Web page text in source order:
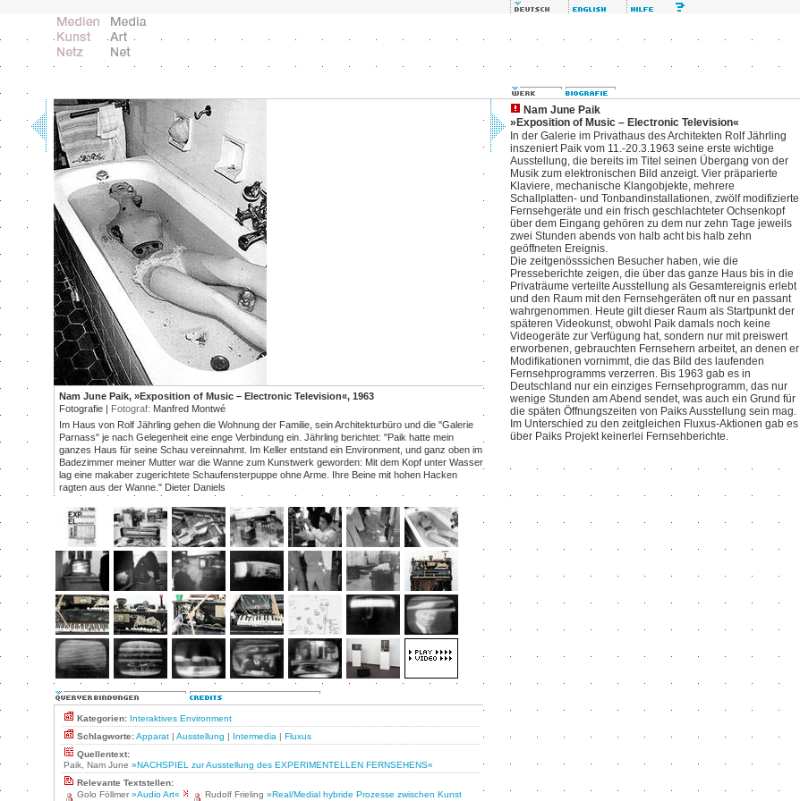
Nam June Paik, »Exposition of Music – Electronic Television«, 1963
Fotografie | Fotograf: Manfred Montwé
Im Haus von Rolf Jährling gehen die Wohnung der Familie, sein Architekturbüro und die "Galerie
Parnass" je nach Gelegenheit eine enge Verbindung ein. Jährling berichtet: "Paik hatte mein
ganzes Haus für seine Schau vereinnahmt. Im Keller entstand ein Environment, und ganz oben im
Badezimmer meiner Mutter war die Wanne zum Kunstwerk geworden: Mit dem Kopf unter Wasser
lag eine makaber zugerichtete Schaufensterpuppe ohne Arme. Ihre Beine mit hohen Hacken
ragten aus der Wanne." Dieter Daniels
Kategorien: Interaktives Environment
Schlagworte:Apparat | Ausstellung | Intermedia | Fluxus
Quellentext:
Paik, Nam June »NACHSPIEL zur Ausstellung des EXPERIMENTELLEN FERNSEHENS«
Relevante Textstellen:
Golo Föllmer »Audio Art« Rudolf Frieling »Real/Medial hybride Prozesse zwischen Kunst
Nam June Paik
»Exposition of Music – Electronic Television«
In der Galerie im Privathaus des Architekten Rolf Jährling
inszeniert Paik vom 11.-20.3.1963 seine erste wichtige
Ausstellung, die bereits im Titel seinen Übergang von der
Musik zum elektronischen Bild anzeigt. Vier präparierte
Klaviere, mechanische Klangobjekte, mehrere
Schallplatten- und Tonbandinstallationen, zwölf modifizierte
Fernsehgeräte und ein frisch geschlachteter Ochsenkopf
über dem Eingang gehören zu dem nur zehn Tage jeweils
zwei Stunden abends von halb acht bis halb zehn
geöffneten Ereignis.
Die zeitgenösssichen Besucher haben, wie die
Presseberichte zeigen, die über das ganze Haus bis in die
Privaträume verteilte Ausstellung als Gesamtereignis erlebt
und den Raum mit den Fernsehgeräten oft nur en passant
wahrgenommen. Heute gilt dieser Raum als Startpunkt der
späteren Videokunst, obwohl Paik damals noch keine
Videogeräte zur Verfügung hat, sondern nur mit preiswert
erworbenen, gebrauchten Fernsehern arbeitet, an denen er
Modifikationen vornimmt, die das Bild des laufenden
Fernsehprogramms verzerren. Bis 1963 gab es in
Deutschland nur ein einziges Fernsehprogramm, das nur
wenige Stunden am Abend sendet, was auch ein Grund für
die späten Öffnungszeiten von Paiks Ausstellung sein mag.
Im Unterschied zu den zeitgleichen Fluxus-Aktionen gab es
über Paiks Projekt keinerlei Fernsehberichte.